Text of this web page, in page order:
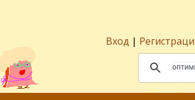
Вход |